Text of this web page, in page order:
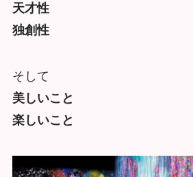
天才性
独創性
そして
美しいこと
楽しいこと